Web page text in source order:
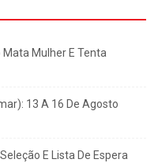
Mulher E Tenta
13 A 16 De Agosto
E Lista De Espera